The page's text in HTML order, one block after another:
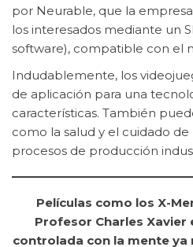
por Neurable, que la
los interesados mediante un
software), compatible con el
Indudablemente, los
de aplicación para una
características. También
como la salud y el cuidado
procesos de producción
Películas como los X-
Profesor Charles Xavier
controlada con la mente ya